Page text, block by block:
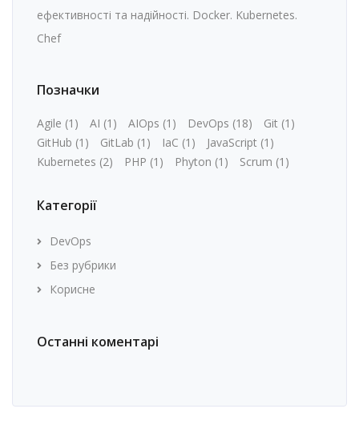
ефективності та надійності. Docker. Kubernetes.
Chef
Позначки
Agile (1) AI (1) AIOps (1) DevOps (18) Git (1)
GitHub (1) GitLab (1) IaC (1) JavaScript (1)
Kubernetes (2) PHP (1) Phyton (1) Scrum (1)
Категорії
DevOps
Без рубрики
Корисне
Останні коментарі